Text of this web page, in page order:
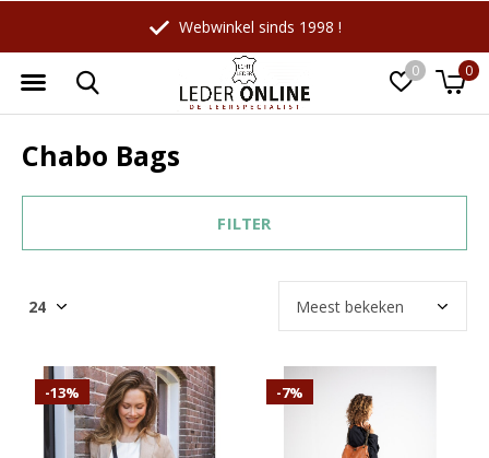
0 0
Webwinkel sinds 1998 !
Chabo Bags
FILTER
-13% -7%